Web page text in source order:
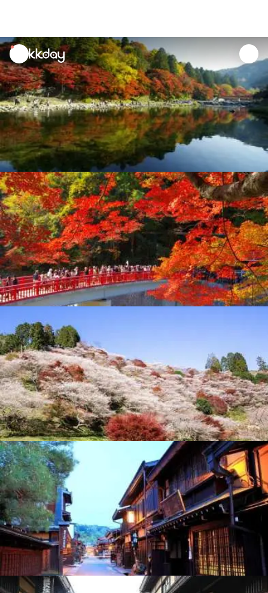
unread
notifications